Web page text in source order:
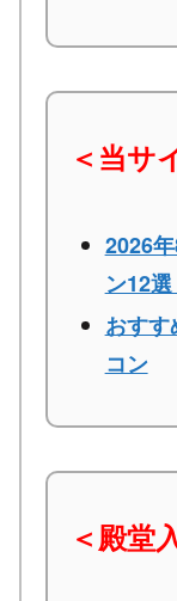
＜当サ
2026
ン12選
おす
コン
＜殿堂